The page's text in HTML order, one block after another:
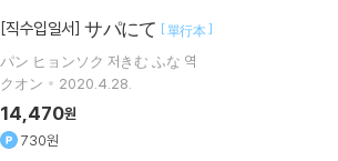
[직수입일서] サパにて [單行本]
パン ヒョンソク 저きむ ふな 역
クオン
2020.4.28.
14,470원
730원